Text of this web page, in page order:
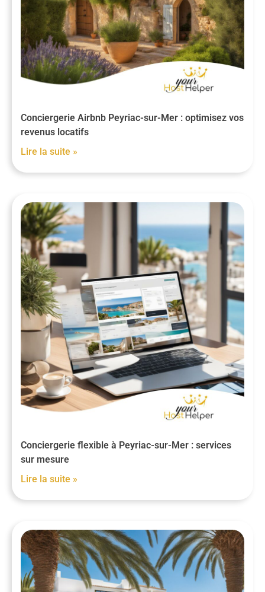
Conciergerie Airbnb Peyriac-sur-Mer : optimisez vos
revenus locatifs
Lire la suite »
Conciergerie flexible à Peyriac-sur-Mer : services
sur mesure
Lire la suite »